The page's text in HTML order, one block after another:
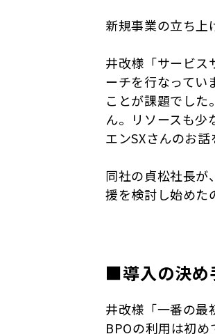
新規事業の立ち上
井改様「サービス
ーチを行なってい
ことが課題でし
ん。リソースも少
エンSXさんのお話
同社の貞松社長が
援を検討し始めた
■導入の決め
井改様「一番の最
BPOの利用は初